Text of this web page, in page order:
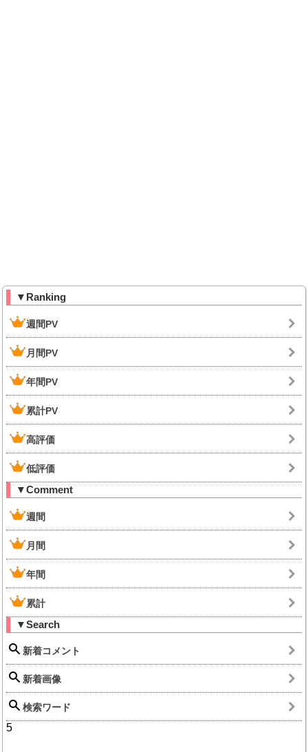
▼Ranking
週間PV
月間PV
年間PV
累計PV
高評価
低評価
▼Comment
週間
月間
年間
累計
▼Search
新着コメント
新着画像
検索ワード
5